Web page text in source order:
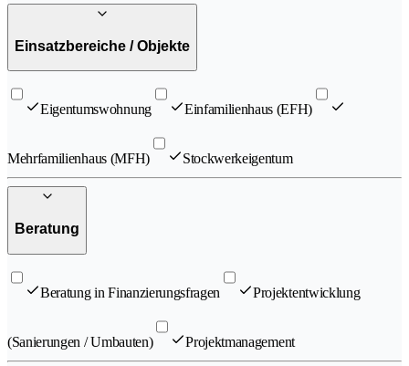
Einsatzbereiche / Objekte
Eigentumswohnung Einfamilienhaus (EFH)
Mehrfamilienhaus (MFH) Stockwerkeigentum
Beratung
Beratung in Finanzierungsfragen Projektentwicklung
(Sanierungen / Umbauten) Projektmanagement